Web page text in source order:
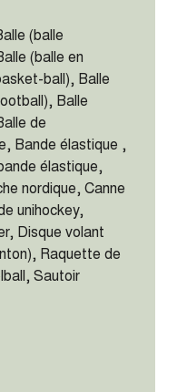
(balle
(balle en
ball), Balle
Balle
de
Bande élastique ,
élastique,
nordique, Canne
unihockey,
Disque volant
Raquette de
Sautoir